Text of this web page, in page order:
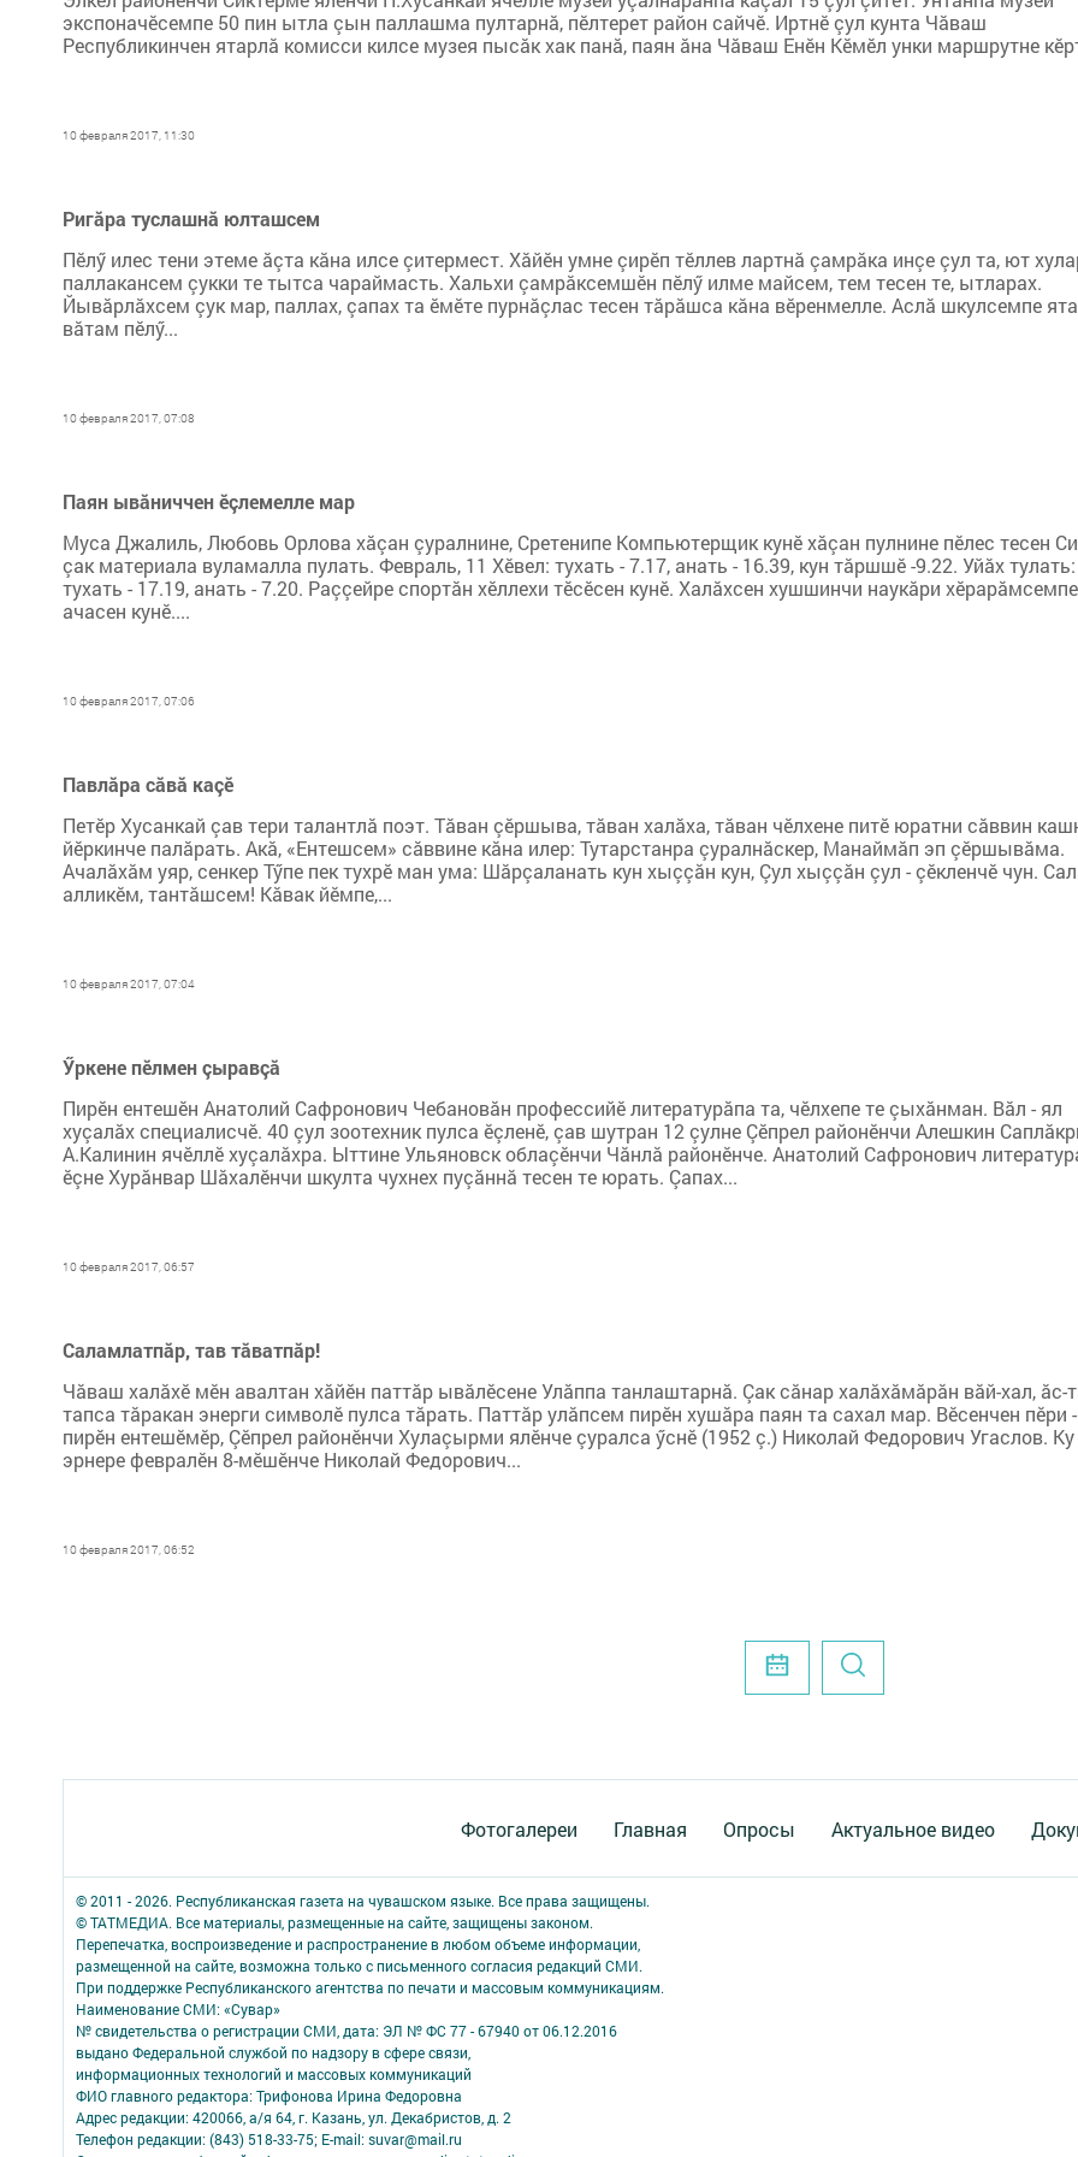
экспоначӗсемпе 50 пин ытла çын паллашма пултарнă, пӗлтерет район сайчӗ. Иртнӗ çул кунта Чăваш
Республикинчен ятарлă комисси килсе музея пысăк хак панă, паян ăна Чăваш Енӗн Кӗмӗл унки маршрутне
10 февраля 2017, 11:30
Ригăра туслашнă юлташсем
Пӗлӳ илес тени этеме ăçта кăна илсе çитермест. Хăйӗн умне çирӗп тӗллев лартнă çамрăка инçе çул та, ют
паллакансем çукки те тытса чараймасть. Хальхи çамрăксемшӗн пӗлӳ илме майсем, тем тесен те, ытларах.
Йывăрлăхсем çук мар, паллах, çапах та ӗмӗте пурнăçлас тесен тăрăшса кăна вӗренмелле. Аслă шкулсемпе
вăтам пӗлӳ...
10 февраля 2017, 07:08
Паян ывăниччен ӗçлемелле мар
Муса Джалиль, Любовь Орлова хăçан çуралнине, Сретенипе Компьютерщик кунӗ хăçан пулнине пӗлес тесен
çак материала вуламалла пулать. Февраль, 11 Хӗвел: тухать - 7.17, анать - 16.39, кун тăршшӗ -9.22. Уйăх тулать:
тухать - 17.19, анать - 7.20. Раççейре спортăн хӗллехи тӗсӗсен кунӗ. Халăхсен хушшинчи нау­кă­­ри
ача­сен кунӗ....
10 февраля 2017, 07:06
Павлăра сăвă каçӗ
Петӗр Хусанкай çав тери талантлă поэт. Тăван çӗршыва, тăван халăха, тăван чӗлхене питӗ юратни сăввин
йӗркинче палăрать. Акă, «Ентешсем» сăввине кăна илер: Тутарстанра çуралнăскер, Манаймăп эп çӗршывăма.
Ачалăхăм уяр, сенкер Тӳпе пек тухрӗ ман ума: Шăрçаланать кун хыççăн кун, Çул хыççăн çул - çӗкленчӗ чун.
алликӗм, тантăшсем! Кăвак йӗмпе,...
10 февраля 2017, 07:04
Ӳркене пӗлмен çыравçă
Пирӗн ентешӗн Анатолий Сафронович Чебановăн профессийӗ литературăпа та, чӗлхепе те çыхăнман. Вăл - ял
хуçалăх специалисчӗ. 40 çул зоотехник пулса ӗçленӗ, çав шутран 12 çулне Çӗпрел районӗнчи Алешкин
А.Калинин ячӗллӗ хуçалăхра. Ыттине Ульяновск облаçӗнчи Чăнлă районӗнче. Анатолий Сафронович
ӗçне Хурăнвар Шăхалӗнчи шкулта чухнех пуçăннă тесен те юрать. Çапах...
10 февраля 2017, 06:57
Саламлатпăр, тав тăватпăр!
Чăваш халăхӗ мӗн авалтан хăйӗн паттăр ывăлӗсене Улăппа танлаштарнă. Çак сăнар халăхăмăрăн вăй-хал, ăс-
тапса тăракан энерги символӗ пулса тăрать. Паттăр улăпсем пирӗн хушăра паян та сахал мар. Вӗсенчен пӗри -
пирӗн ентешӗмӗр, Çӗпрел районӗнчи Хулаçырми ялӗнче çуралса ӳснӗ (1952 ç.) Николай Федорович Угаслов. Ку
эрнере февралӗн 8-мӗшӗнче Николай Федорович...
10 февраля 2017, 06:52
Фотогалереи Главная Опросы Актуальное видео
© 2011 - 2026. Республиканская газета на чувашском языке. Все права защищены.
© ТАТМЕДИА. Все материалы, размещенные на сайте, защищены законом.
Перепечатка, воспроизведение и распространение в любом объеме информации,
размещенной на сайте, возможна только с письменного согласия редакций СМИ.
При поддержке Республиканского агентства по печати и массовым коммуникациям.
Наименование СМИ: «Сувар»
№ свидетельства о регистрации СМИ, дата: ЭЛ № ФС 77 - 67940 от 06.12.2016
выдано Федеральной службой по надзору в сфере связи,
информационных технологий и массовых коммуникаций
ФИО главного редактора: Трифонова Ирина Федоровна
Адрес редакции: 420066, а/я 64, г. Казань, ул. Декабристов, д. 2
Телефон редакции: (843) 518-33-75; E-mail: suvar@mail.ru